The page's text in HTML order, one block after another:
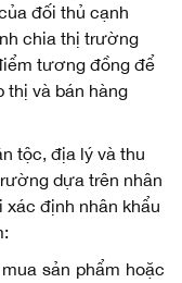
đối thủ cạnh
chia thị trường
tương đồng để
thị và bán hàng
tộc, địa lý và thu
dựa trên nhân
xác định nhân khẩu
sản phẩm hoặc